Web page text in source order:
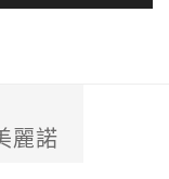
麗諾